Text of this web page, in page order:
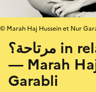
مرتاحة؟ in relation to whom ?
— Marah
Garabli
© Marah Haj Hussein et Nur